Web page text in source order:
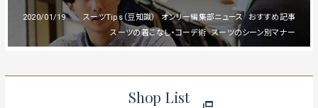
2020/01/19 おすすめ記事
オンリー編集部ニュース
スーツTips（豆知識）
スーツのシーン別マナー
スーツの着こなし・コーデ術
Shop List